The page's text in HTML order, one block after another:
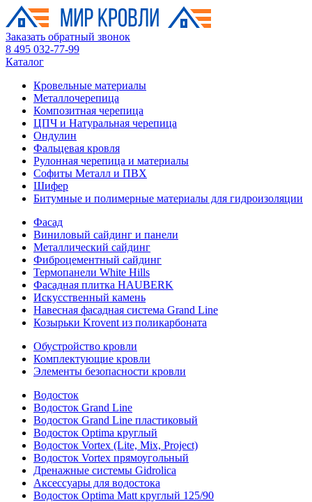
Заказать обратный звонок
8 495 032-77-99
Каталог
Кровельные материалы
Металлочерепица
Композитная черепица
ЦПЧ и Натуральная черепица
Ондулин
Фальцевая кровля
Рулонная черепица и материалы
Софиты Металл и ПВХ
Шифер
Битумные и полимерные материалы для гидроизоляции
Фасад
Виниловый сайдинг и панели
Металлический сайдинг
Фиброцементный сайдинг
Термопанели White Hills
Фасадная плитка HAUBERK
Искусственный камень
Навесная фасадная система Grand Line
Козырьки Krovent из поликарбоната
Обустройство кровли
Комплектующие кровли
Элементы безопасности кровли
Водосток
Водосток Grand Line
Водосток Grand Line пластиковый
Водосток Optima круглый
Водосток Vortex (Lite, Mix, Project)
Водосток Vortex прямоугольный
Дренажные системы Gidrolica
Аксессуары для водостока
Водосток Optima Matt круглый 125/90